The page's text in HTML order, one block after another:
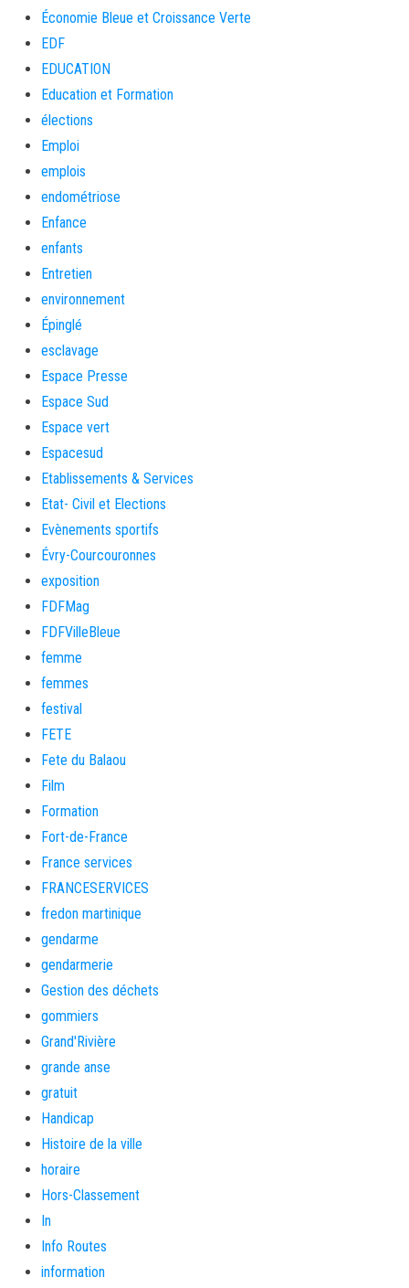
Économie Bleue et Croissance Verte
EDF
EDUCATION
Education et Formation
élections
Emploi
emplois
endométriose
Enfance
enfants
Entretien
environnement
Épinglé
esclavage
Espace Presse
Espace Sud
Espace vert
Espacesud
Etablissements & Services
Etat- Civil et Elections
Evènements sportifs
Évry-Courcouronnes
exposition
FDFMag
FDFVilleBleue
femme
femmes
festival
FETE
Fete du Balaou
Film
Formation
Fort-de-France
France services
FRANCESERVICES
fredon martinique
gendarme
gendarmerie
Gestion des déchets
gommiers
Grand'Rivière
grande anse
gratuit
Handicap
Histoire de la ville
horaire
Hors-Classement
In
Info Routes
information